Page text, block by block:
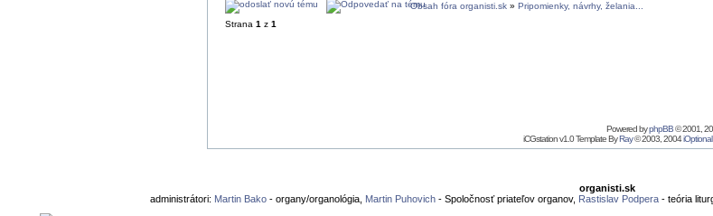
Obsah fóra organisti.sk » Pripomienky, návrhy, želania...
Strana 1 z 1
Powered byphpBB© 2001,
iCGstation v1.0 Template ByRay© 2003, 2004iOptional
organisti.sk
administrátori: Martin Bako- organy/organológia, Martin Puhovich- Spoločnosť priateľov organov, Rastislav Podpera- teória